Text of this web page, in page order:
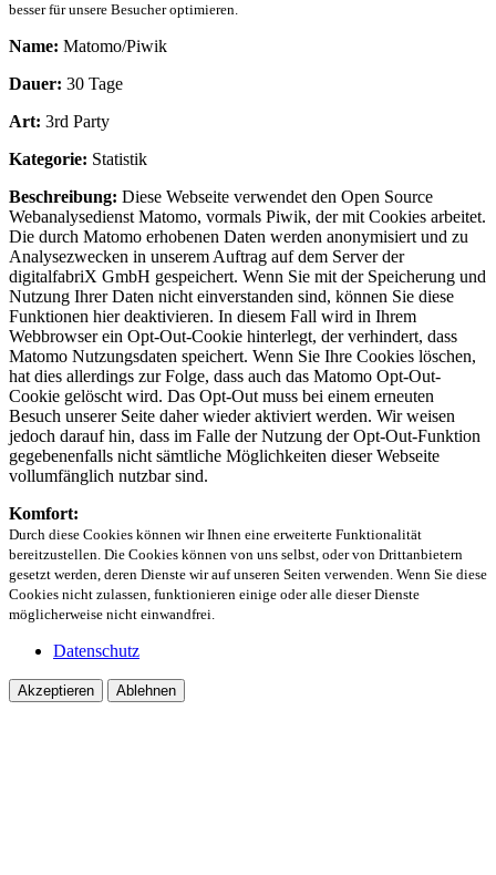
besser für unsere Besucher optimieren.
Name: Matomo/Piwik
Dauer: 30 Tage
Art: 3rd Party
Kategorie: Statistik
Beschreibung: Diese Webseite verwendet den Open Source
Webanalysedienst Matomo, vormals Piwik, der mit Cookies arbeitet.
Die durch Matomo erhobenen Daten werden anonymisiert und zu
Analysezwecken in unserem Auftrag auf dem Server der
digitalfabriX GmbH gespeichert. Wenn Sie mit der Speicherung und
Nutzung Ihrer Daten nicht einverstanden sind, können Sie diese
Funktionen hier deaktivieren. In diesem Fall wird in Ihrem
Webbrowser ein Opt-Out-Cookie hinterlegt, der verhindert, dass
Matomo Nutzungsdaten speichert. Wenn Sie Ihre Cookies löschen,
hat dies allerdings zur Folge, dass auch das Matomo Opt-Out-
Cookie gelöscht wird. Das Opt-Out muss bei einem erneuten
Besuch unserer Seite daher wieder aktiviert werden. Wir weisen
jedoch darauf hin, dass im Falle der Nutzung der Opt-Out-Funktion
gegebenenfalls nicht sämtliche Möglichkeiten dieser Webseite
vollumfänglich nutzbar sind.
Komfort:
Durch diese Cookies können wir Ihnen eine erweiterte Funktionalität
bereitzustellen. Die Cookies können von uns selbst, oder von Drittanbietern
gesetzt werden, deren Dienste wir auf unseren Seiten verwenden. Wenn Sie diese
Cookies nicht zulassen, funktionieren einige oder alle dieser Dienste
möglicherweise nicht einwandfrei.
Datenschutz
Akzeptieren Ablehnen